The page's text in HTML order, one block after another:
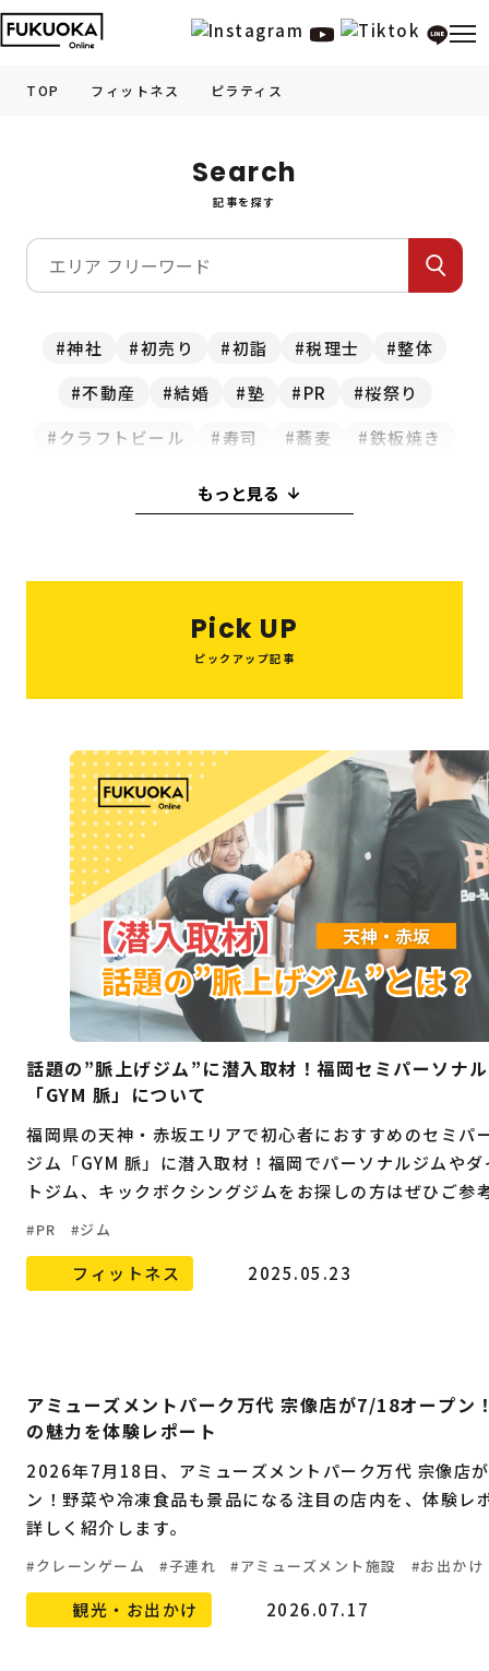
観光・お出かけ
福岡のイベント
福岡のビューティー情報
福岡の フィットネス情報
福岡の教育・子育て情報
福岡のビジネス情報
TOP フィットネス ピラティス
Search
記事を探す
神社 初売り 初詣 税理士
整体
不動産
結婚 塾 PR
桜祭り
クラフトビール
寿司 蕎麦
鉄板焼き
食べ放題 お正月
コンサルティング
イルミネーション
12月
ダンス
3月 伝統 2月
1月
リフォーム
ジム ラーメン
グルメ
お祭り
イベント 自然
フィットネス
ランチ
海鮮 居酒屋 もつ鍋
もっと見る
Pick UP
ピックアップ記事
話題の”脈上げジム”に潜入取材！福岡セミパーソナ
「GYM 脈」について
福岡県の天神・赤坂エリアで初心者におすすめのセミパ
ジム「GYM 脈」に潜入取材！福岡でパーソナルジムや
トジム、キックボクシングジムをお探しの方はぜひご参
PR ジム
フィットネス 2025.05.23
アミューズメントパーク万代 宗像店が7/18オープン
の魅力を体験レポート
2026年7月18日、アミューズメントパーク万代 宗像店
ン！野菜や冷凍食品も景品になる注目の店内を、体験レ
詳しく紹介します。
クレーンゲーム 子連れ アミューズメント施設 お出かけ
観光・お出かけ 2026.07.17